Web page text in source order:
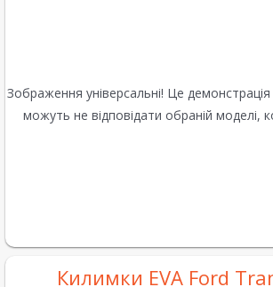
Зображення універсальні! Це
можуть не відповідати обраній моделі,
Килимки EVA Ford